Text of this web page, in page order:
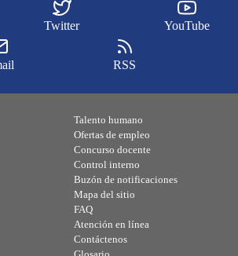
Twitter YouTube
RSS
Talento humano
Ofertas de empleo
Concurso docente
Control interno
Buzón de notificaciones
Mapa del sitio
FAQ
Atención en línea
Contáctenos